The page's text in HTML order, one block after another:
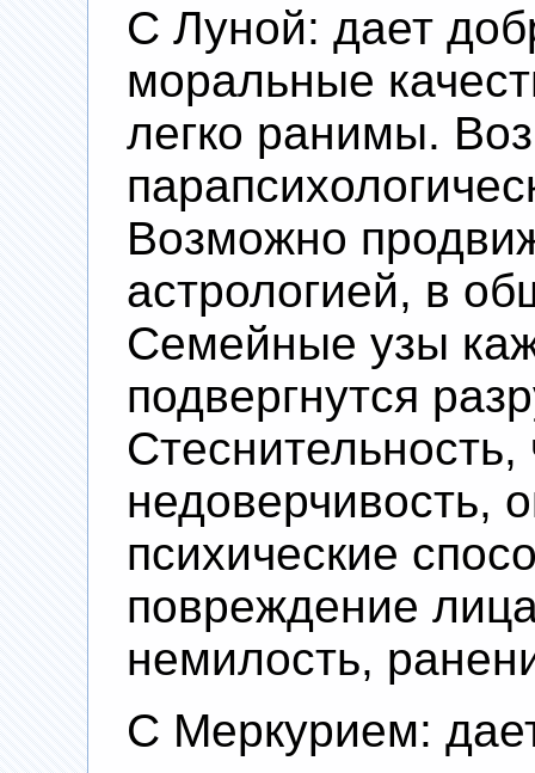
С Луной: дает
моральные
легко ранимы.
Возможно
астрологией, в
Семейные узы
подвергнутся
Стеснительность,
недоверчивость,
психические
повреждение
немилость,
С Меркурием: